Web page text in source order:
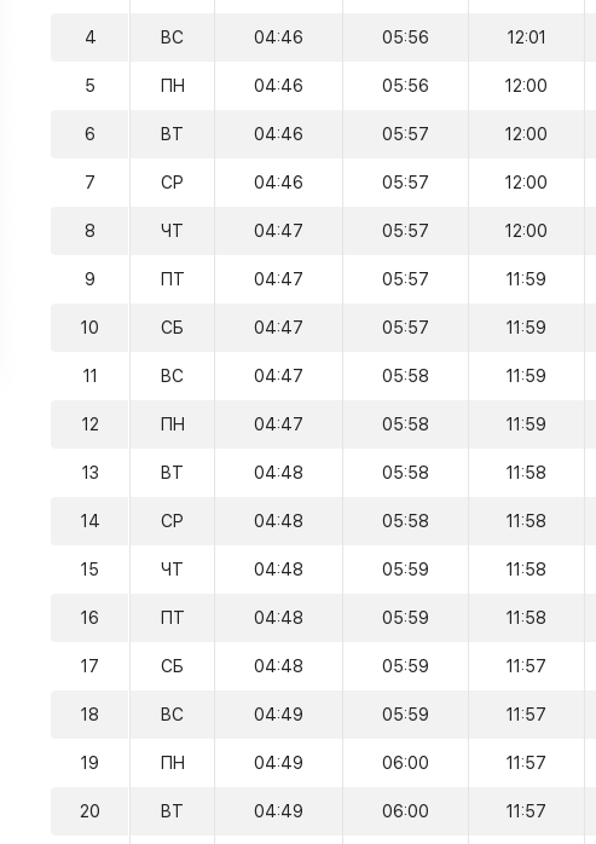
4 ВС 04:46 05:56 12:01
5 ПН 04:46 05:56 12:00
6 ВТ 04:46 05:57 12:00
7 СР 04:46 05:57 12:00
8 ЧТ 04:47 05:57 12:00
9 ПТ 04:47 05:57 11:59
10 СБ 04:47 05:57 11:59
11 ВС 04:47 05:58 11:59
12 ПН 04:47 05:58 11:59
13 ВТ 04:48 05:58 11:58
14 СР 04:48 05:58 11:58
15 ЧТ 04:48 05:59 11:58
16 ПТ 04:48 05:59 11:58
17 СБ 04:48 05:59 11:57
18 ВС 04:49 05:59 11:57
19 ПН 04:49 06:00 11:57
20 ВТ 04:49 06:00 11:57